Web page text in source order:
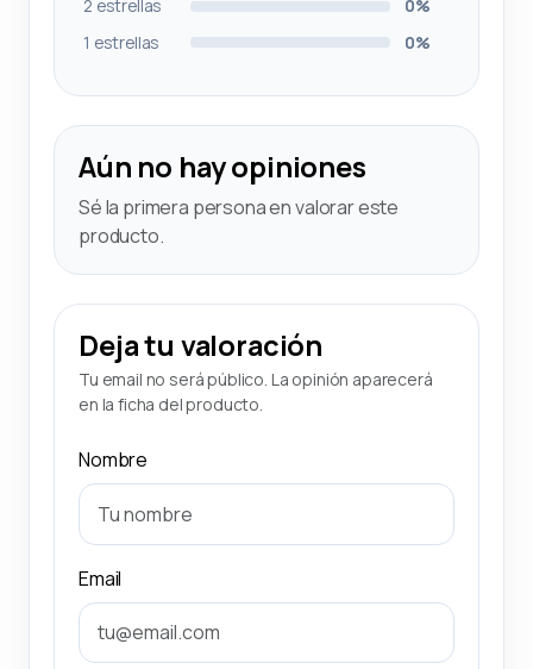
2 estrellas
0%
1 estrellas
0%
Aún no hay opiniones
Sé la primera persona en valorar este
producto.
Deja tu valoración
Tu email no será público. La opinión aparecerá
en la ficha del producto.
Nombre
Email